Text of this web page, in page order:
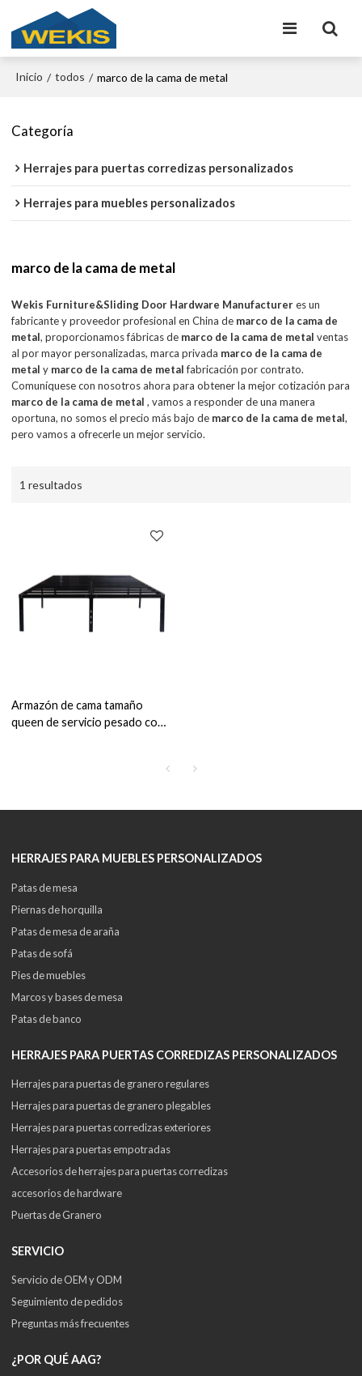
Inicio / todos / marco de la cama de metal
Categoría
Herrajes para puertas corredizas personalizados
Herrajes para muebles personalizados
marco de la cama de metal
Wekis Furniture&Sliding Door Hardware Manufactureres un
fabricante y proveedor profesional en China de marco de la cama de
metal, proporcionamos fábricas de marco de la cama de metal ventas
al por mayor personalizadas, marca privada marco de la cama de
metal y marco de la cama de metalfabricación por contrato.
Comuníquese con nosotros ahora para obtener la mejor cotización para
marco de la cama de metal , vamos a responder de una manera
oportuna, no somos el precio más bajo de marco de la cama de metal,
pero vamos a ofrecerle un mejor servicio.
1 resultados
Armazón de cama tamaño
queen de servicio pesado con
HERRAJES PARA MUEBLES PERSONALIZADOS
Patas de mesa
Piernas de horquilla
Patas de mesa de araña
Patas de sofá
Pies de muebles
Marcos y bases de mesa
Patas de banco
HERRAJES PARA PUERTAS CORREDIZAS PERSONALIZADOS
Herrajes para puertas de granero regulares
Herrajes para puertas de granero plegables
Herrajes para puertas corredizas exteriores
Herrajes para puertas empotradas
Accesorios de herrajes para puertas corredizas
accesorios de hardware
Puertas de Granero
SERVICIO
Servicio de OEM y ODM
Seguimiento de pedidos
Preguntas más frecuentes
¿POR QUÉ AAG?